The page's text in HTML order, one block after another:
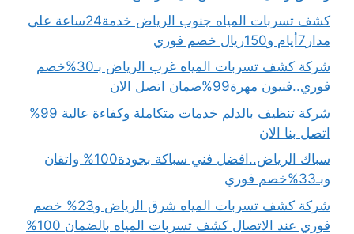
كشف تسربات المياه جنوب الرياض خدمة24ساعة على
مدار7أيام و150ريال خصم فوري
شركة كشف تسربات المياه غرب الرياض بـ30%خصم
فوري..فنيون مهرة99%ضمان اتصل الان
شركة تنظيف بالدلم خدمات متكاملة وكفاءة عالية 99%
اتصل بنا الان
سباك الرياض..افضل فني سباكة بجودة100% واتقان
وبـ33%خصم فوري
شركة كشف تسربات المياه شرق الرياض و23% خصم
فوري عند الاتصال كشف تسربات المياه بالضمان 100%